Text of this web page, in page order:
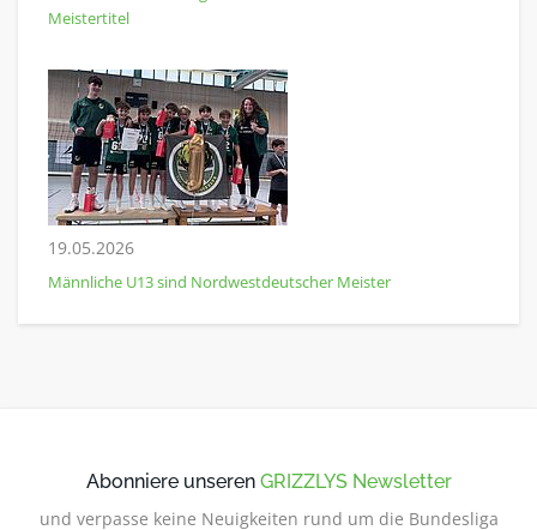
Meistertitel
19.05.2026
Männliche U13 sind Nordwestdeutscher Meister
Abonniere unseren GRIZZLYS Newsletter
und verpasse keine Neuigkeiten rund um die Bundesliga